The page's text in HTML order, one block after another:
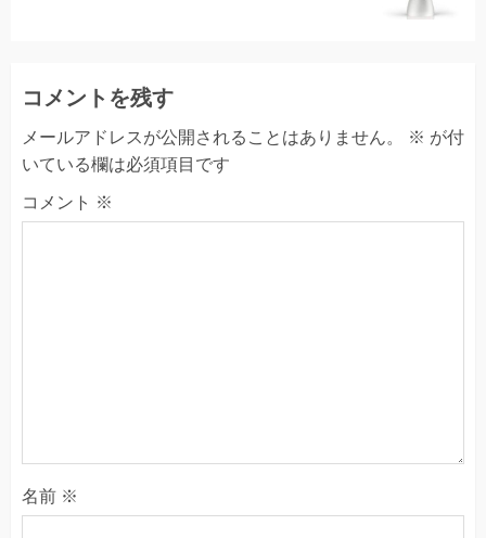
コメントを残す
メールアドレスが公開されることはありません。 ※ が付
いている欄は必須項目です
コメント ※
名前 ※